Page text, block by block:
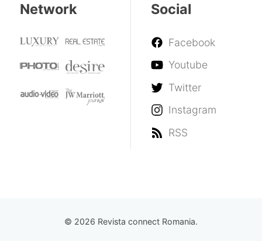
Network Social
Facebook
Youtube
Twitter
Instagram
RSS
© 2026 Revista connect Romania.